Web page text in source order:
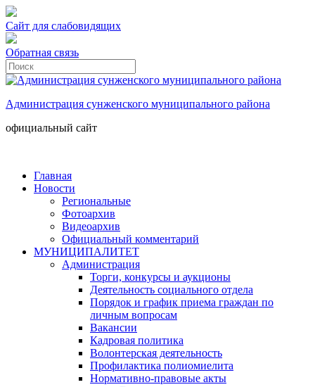
Сайт для слабовидящих
Обратная связь
Администрация сунженского муниципального района
официальный сайт
Главная
Новости
Региональные
Фотоархив
Видеоархив
Официальный комментарий
МУНИЦИПАЛИТЕТ
Администрация
Торги, конкурсы и аукционы
Деятельность социального отдела
Порядок и график приема граждан по
личным вопросам
Вакансии
Кадровая политика
Волонтерская деятельность
Профилактика полиомиелита
Нормативно-правовые акты